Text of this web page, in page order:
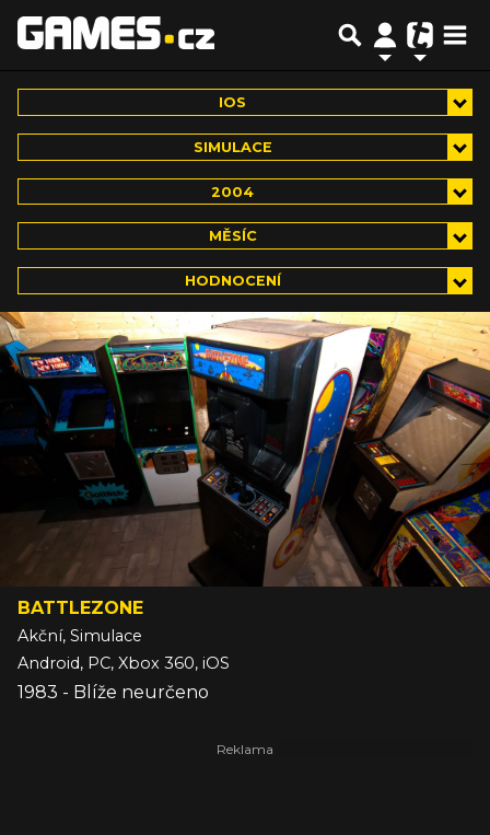
IOS
SIMULACE
2004
MĚSÍC
HODNOCENÍ
BATTLEZONE
Akční, Simulace
Android, PC, Xbox 360, iOS
1983 - Blíže neurčeno